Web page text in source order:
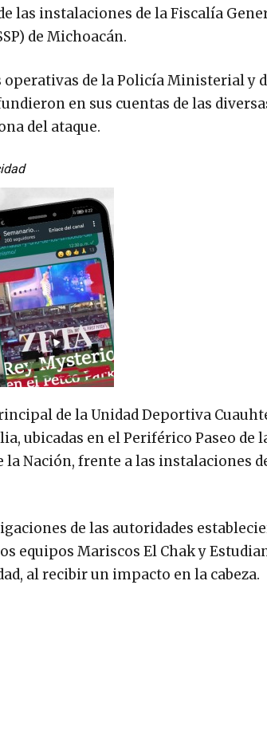
las instalaciones de la Fiscalía
de Michoacán.
de la Policía Ministerial y
en sus cuentas de las
del ataque.
de la Unidad Deportiva
ubicadas en el Periférico Paseo de
Nación, frente a las instalaciones de
de las autoridades
equipos Mariscos El Chak y
al recibir un impacto en la cabeza.